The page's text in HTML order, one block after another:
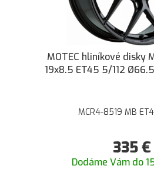
MOTEC hliníkové disky
19x8.5 ET45 5/112
MCR4-8519 MB
335€
Dodáme Vám do